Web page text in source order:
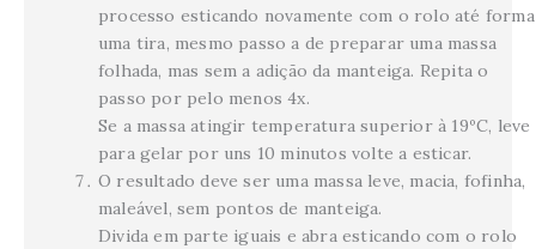
processo esticando novamente com o rolo até forma
uma tira, mesmo passo a de preparar uma massa
folhada, mas sem a adição da manteiga. Repita o
passo por pelo menos 4x.
Se a massa atingir temperatura superior à 19ºC, leve
para gelar por uns 10 minutos volte a esticar.
O resultado deve ser uma massa leve, macia, fofinha,
maleável, sem pontos de manteiga.
Divida em parte iguais e abra esticando com o rolo